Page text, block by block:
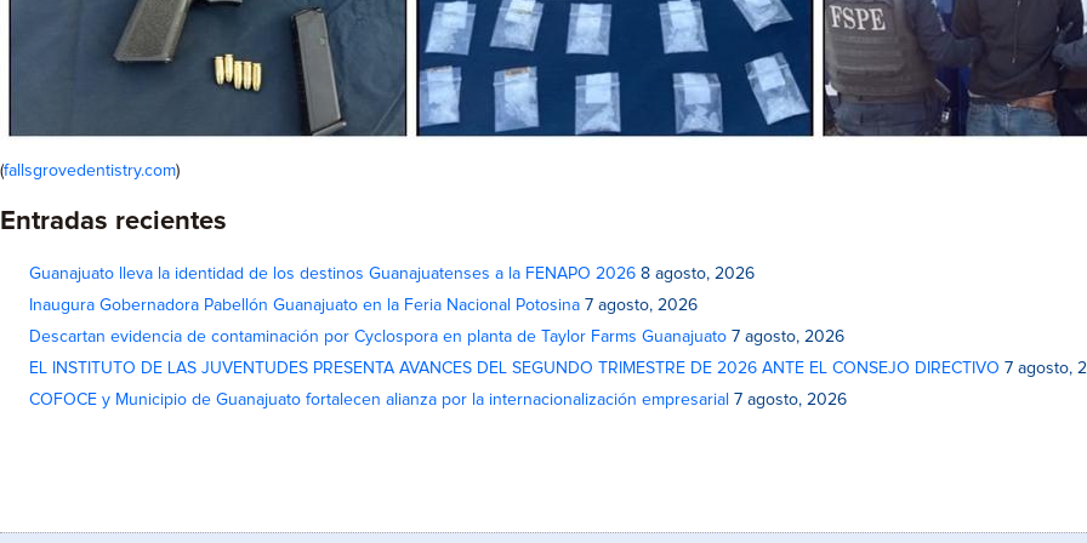
(fallsgrovedentistry.com)
Entradas recientes
Guanajuato lleva la identidad de los destinos Guanajuatenses a la FENAPO 2026 8 agosto, 2026
Inaugura Gobernadora Pabellón Guanajuato en la Feria Nacional Potosina 7 agosto, 2026
Descartan evidencia de contaminación por Cyclospora en planta de Taylor Farms Guanajuato 7 agosto, 2026
EL INSTITUTO DE LAS JUVENTUDES PRESENTA AVANCES DEL SEGUNDO TRIMESTRE DE 2026 ANTE EL CONSEJO DIRECTIVO 7 agosto,
COFOCE y Municipio de Guanajuato fortalecen alianza por la internacionalización empresarial 7 agosto, 2026